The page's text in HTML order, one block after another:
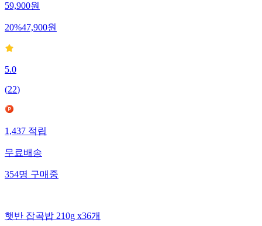
59,900원
20%47,900원
5.0
(22)
1,437 적립
무료배송
354명 구매중
햇반 잡곡밥 210g x36개